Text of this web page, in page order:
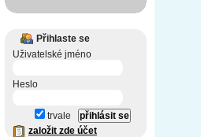
Přihlaste se
Uživatelské jméno
Heslo
trvale
založit zde účet